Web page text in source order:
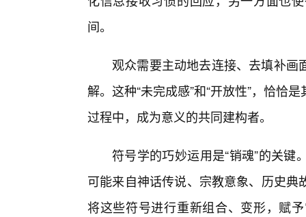
间。
观众需要主动地去连接、去填补
解。这种“未完成感”和“开放性”，恰恰
过程中，成为意义的共同建构者。
符号学的巧妙运用是“销魂”的关
可能来自神话传说、宗教意象、历史
将这些符号进行重新组合、变形，赋